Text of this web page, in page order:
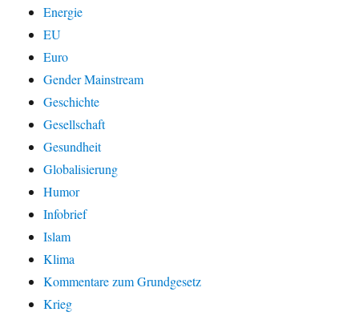
Energie
EU
Euro
Gender Mainstream
Geschichte
Gesellschaft
Gesundheit
Globalisierung
Humor
Infobrief
Islam
Klima
Kommentare zum Grundgesetz
Krieg